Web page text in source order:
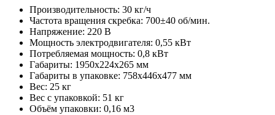
Производительность: 30 кг/ч
Частота вращения скребка: 700±40 об/мин.
Напряжение: 220 В
Мощность электродвигателя: 0,55 кВт
Потребляемая мощность: 0,8 кВт
Габариты: 1950х224х265 мм
Габариты в упаковке: 758х446х477 мм
Вес: 25 кг
Вес с упаковкой: 51 кг
Объём упаковки: 0,16 м3